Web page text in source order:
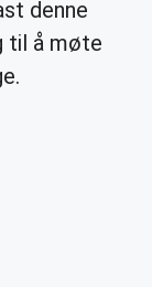
denne
til å møte